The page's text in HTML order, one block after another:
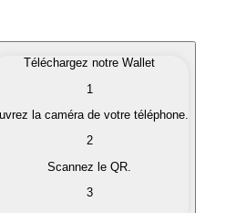
qui vous intéressent
en monnaie
Téléchargez notre Wallet
1
la caméra de votre téléphone.
2
Scannez le QR.
3